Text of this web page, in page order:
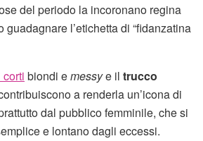
del periodo la incoronano regina
guadagnare l’etichetta di “fidanzatina
biondi emessye il trucco
a renderla un’icona di
dal pubblico femminile, che si
e lontano dagli eccessi.